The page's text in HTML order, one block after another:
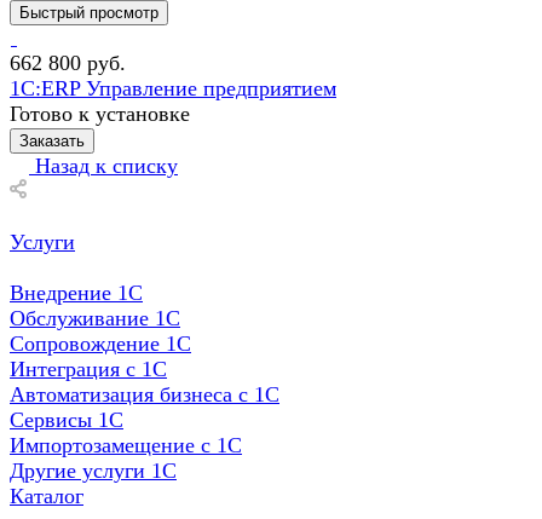
Быстрый просмотр
662 800 руб.
1С:ERP Управление предприятием
Готово к установке
Заказать
Назад к списку
Услуги
Внедрение 1С
Обслуживание 1С
Сопровождение 1С
Интеграция с 1С
Автоматизация бизнеса с 1С
Сервисы 1С
Импортозамещение с 1С
Другие услуги 1С
Каталог